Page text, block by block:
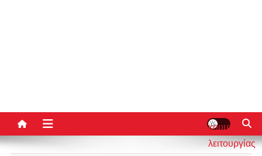
κουμπί
λειτουργίας